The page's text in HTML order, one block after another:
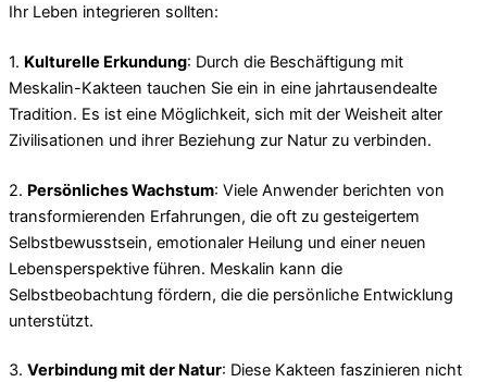
Ihr Leben integrieren sollten:
1. Kulturelle Erkundung: Durch die Beschäftigung mit
Meskalin-Kakteen tauchen Sie ein in eine jahrtausendealte
Tradition. Es ist eine Möglichkeit, sich mit der Weisheit alter
Zivilisationen und ihrer Beziehung zur Natur zu verbinden.
2. Persönliches Wachstum: Viele Anwender berichten von
transformierenden Erfahrungen, die oft zu gesteigertem
Selbstbewusstsein, emotionaler Heilung und einer neuen
Lebensperspektive führen. Meskalin kann die
Selbstbeobachtung fördern, die die persönliche Entwicklung
unterstützt.
3. Verbindung mit der Natur: Diese Kakteen faszinieren nicht